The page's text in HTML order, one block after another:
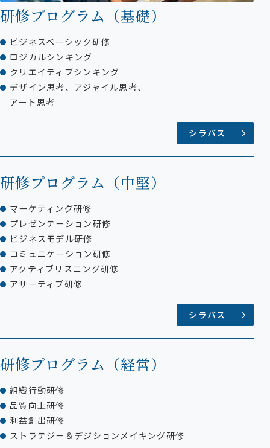
研修プログラム （基礎）
ビジネスベーシック研修
ロジカルシンキング
クリエイティブシンキング
デザイン思考、アジャイル思考、
アート思考
シラバス
研修プログラム （中堅）
マーケティング研修
プレゼンテーション研修
ビジネスモデル研修
コミュニケーション研修
アクティブリスニング研修
アサーティブ研修
シラバス
研修プログラム （経営）
組織行動研修
品質向上研修
利益創出研修
ストラテジー＆デジションメイキング研修